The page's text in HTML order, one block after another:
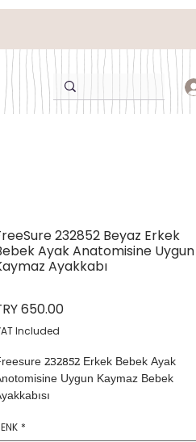
232852 Beyaz Erkek
Ayak Anatomisine Uygun
Ayakkabı
650.00Price
Included
232852 Erkek Bebek Ayak
Uygun Kaymaz Bebek
*